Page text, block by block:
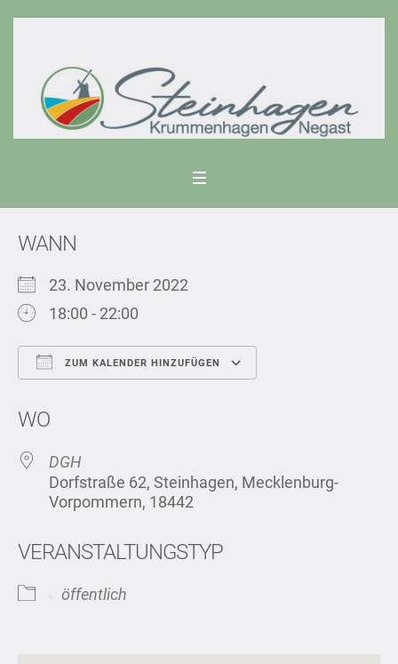
WANN
23. November 2022
18:00 - 22:00
ZUM KALENDER HINZUFÜGEN
WO
DGH
Dorfstraße 62, Steinhagen, Mecklenburg-
Vorpommern, 18442
VERANSTALTUNGSTYP
öffentlich